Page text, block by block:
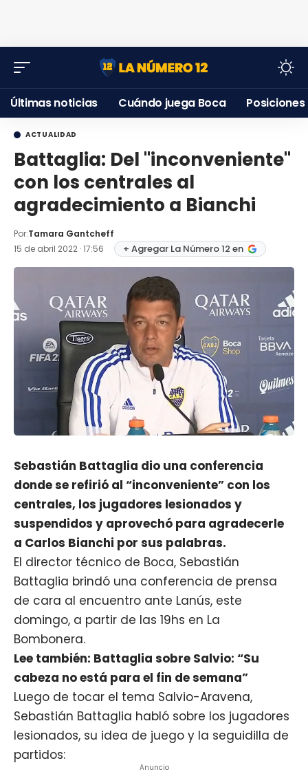
Últimas noticias Cuándo juega Boca Posiciones
ACTUALIDAD
Battaglia: Del "inconveniente"
con los centrales al
agradecimiento a Bianchi
Por:Tamara Gantcheff
15 de abril 2022 · 17:56
+ Agregar La Número 12 en
Sebastián Battaglia dio una conferencia
donde se refirió al “inconveniente” con los
centrales, los jugadores lesionados y
suspendidos y aprovechó para agradecerle
a Carlos Bianchi por sus palabras.
El director técnico de Boca, Sebastián
Battaglia brindó una conferencia de prensa
de cara al encuentro ante Lanús, este
domingo, a partir de las 19hs en La
Bombonera.
Lee también: Battaglia sobre Salvio: “Su
cabeza no está para el fin de semana”
Luego de tocar el tema Salvio-Aravena,
Sebastián Battaglia habló sobre los jugadores
lesionados, su idea de juego y la seguidilla de
partidos:
Anuncio